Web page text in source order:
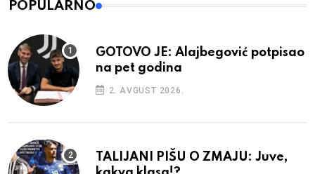
POPULARNO
GOTOVO JE: Alajbegović potpisao
na pet godina
2. AVGUST 2026.
TALIJANI PIŠU O ZMAJU: Juve,